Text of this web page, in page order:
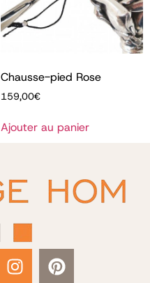
Chausse-pied Rose
159,00€
Ajouter au panier